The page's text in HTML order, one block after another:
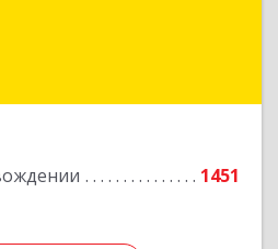
1451
ул.Прокофьева 45-56